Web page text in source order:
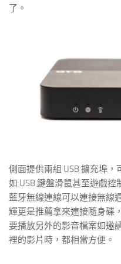
了。
側面提供兩組 USB 擴充埠，
如 USB 鍵盤滑鼠甚至遊戲控
藍牙無線連線可以連接無線
輝更是推薦拿來連接隨身碟
要播放另外的影音檔案如邀
裡的影片時，都相當方便。